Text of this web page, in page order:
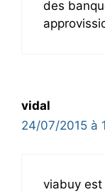
des
vidal
24/07/2015 à
viabuy est